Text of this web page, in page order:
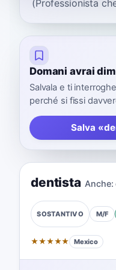
(Professionista
Domani avrai
Salvala e ti
perché si fissi
Salva
dentista Anche:
SOSTANTIVO M/F
★★★★★ Mexico